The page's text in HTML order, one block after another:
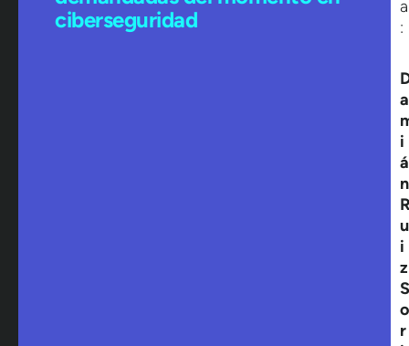
ciberseguridad
a
:
a
i
á
n
u
i
z
S
o
r